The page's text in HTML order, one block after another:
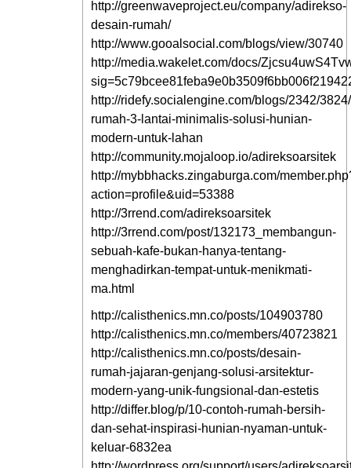
http://greenwaveproject.eu/company/adirekso-
desain-rumah/
http://www.gooalsocial.com/blogs/view/30740
http://media.wakelet.com/docs/
http://ridefy.socialengine.com/blogs/2342/
rumah-3-lantai-minimalis-solusi-hunian-
modern-untuk-lahan
http://community.mojaloop.io/adireksoarsitek
http://mybbhacks.zingaburga.com/
action=profile&uid=53388
http://3rrend.com/adireksoarsitek
http://3rrend.com/post/132173_membangun-
sebuah-kafe-bukan-hanya-tentang-
menghadirkan-tempat-untuk-menikmati-
ma.html
http://calisthenics.mn.co/posts/104903780
http://calisthenics.mn.co/members/40723821
http://calisthenics.mn.co/posts/desain-
rumah-jajaran-genjang-solusi-arsitektur-
modern-yang-unik-fungsional-dan-estetis
http://differ.blog/p/10-contoh-rumah-bersih-
dan-sehat-inspirasi-hunian-nyaman-untuk-
keluar-6832ea